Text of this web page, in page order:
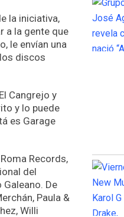
la iniciativa,
a la gente que
le envían una
discos
Cangrejo y
y lo puede
es Garage
Records,
del
De
Paula &
Willi